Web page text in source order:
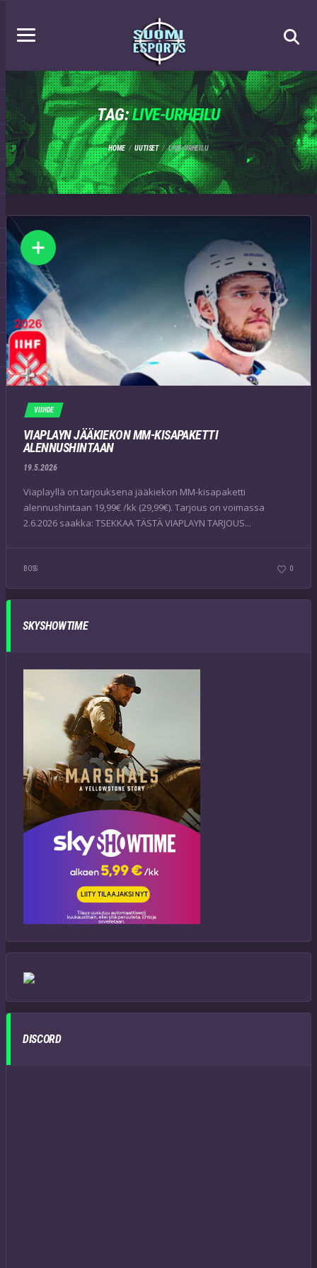
TAG:LIVE-URHEILU
HOME UUTISET LIVE-URHEILU
VIIHDE
VIAPLAYN JÄÄKIEKON MM-KISAPAKETTI
ALENNUSHINTAAN
19.5.2026
Viaplayllä on tarjouksena jääkiekon MM-kisapaketti
alennushintaan 19,99€ /kk (29,99€). Tarjous on voimassa
2.6.2026 saakka: TSEKKAA TÄSTÄ VIAPLAYN TARJOUS...
BOSS 0
SKYSHOWTIME
DISCORD